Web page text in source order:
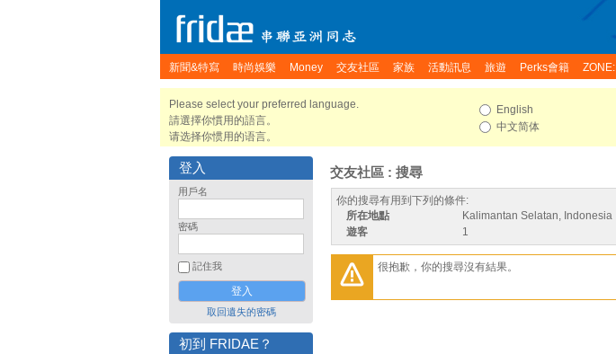
新聞&特寫 時尚娛樂 Money 交友社區 家族 活動訊息 旅遊 Perks會籍 ZONE:
Please select your preferred language.
請選擇你慣用的語言。
请选择你惯用的语言。
English
中文简体
登入
用戶名
密碼
記住我
取回遺失的密碼
初到 FRIDAE？
交友社區 : 搜尋
你的搜尋有用到下列的條件:
所在地點
Kalimantan Selatan, Indonesia
遊客
1
很抱歉，你的搜尋沒有結果。